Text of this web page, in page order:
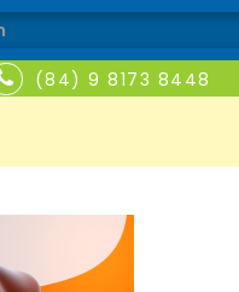
(84) 9 8173 8448